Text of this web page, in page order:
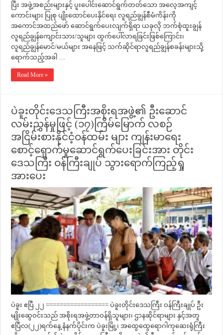
ပြီး အဖွဲ့အစည်းများနှင့် ပူးပေါင်းဆောင်ရွက်တတ်သော အလေ့အကျင့်
ကောင်းများ ပြုစု ပျိုးထောင်ပေးနိုင်ရေး လူရည်ချွန်စီမံကိန်းကို
အကောင်အထည်ဖော် ဆောင်ရွက်ပေးလျက်ရှိရာ ယခုလို ဘက်စုံထူးချွန်
လူရည်ချွန်ကျောင်းသား/သူများ ထွက်ပေါ်လာရခြင်းဖြစ်ကြောင်း၊
လူရည်ချွန်မောင်/မယ်များ အနေဖြင့် သက်ဆိုင်ရာလူရည်ချွန်စခန်းများသို့
ရောက်သည့်အခါ …
Read More »
ပဲခူးတိုင်းဒေသကြီးအစိုးရအဖွဲ့၏ ဦးဆောင်
လမ်းညွှန်မှုဖြင့် (၁၇)ကြိမ်မြောက် လစဉ်
အငြိမ်းစားနိုင်ငံ့ဝန်ထမ်း များ ကျန်းမာရေး
စောင့်ရှောက်မှုဆောင်ရွက်ပေးခြင်းအား တိုင်း
ဒေသကြီး ဝန်ကြီးချုပ် သွားရောက်ကြည့်ရှု
အားပေး
ပဲခူး ဧပြီ ၂၂ ================== ပဲခူးတိုင်းဒေသကြီး ဝန်ကြီးချုပ် ဦး
မျိုးဆွေဝင်းသည် အစိုးရအဖွဲ့တာဝန်ရှိသူများ၊ ဌာနဆိုင်ရာများ နှင့်အတူ
ဧပြီလ(၂၂)ရက်နေ့ နံနက်ပိုင်းက ပဲခူးမြို့၊ အထွေထွေရောဂါကုဆေးရုံကြီး